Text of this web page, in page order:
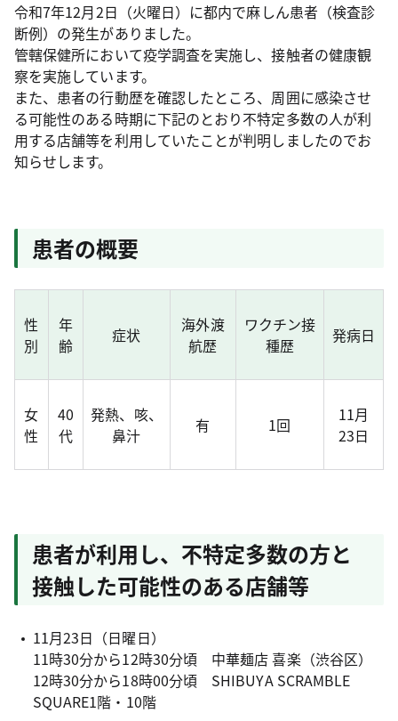
令和7年12月2日（火曜日）に都内で麻しん患者（検査診
断例）の発生がありました。
管轄保健所において疫学調査を実施し、接触者の健康観
察を実施しています。
また、患者の行動歴を確認したところ、周囲に感染させ
る可能性のある時期に下記のとおり不特定多数の人が利
用する店舗等を利用していたことが判明しましたのでお
知らせします。
患者の概要
性
別
年
齢
症状
海外渡
航歴
ワクチン接
種歴
発病日
女
性
40
代
発熱、咳、
鼻汁
有 1回
11月
23日
患者が利用し、不特定多数の方と
接触した可能性のある店舗等
11月23日（日曜日）
11時30分から12時30分頃 中華麺店 喜楽（渋谷区）
12時30分から18時00分頃 SHIBUYA SCRAMBLE
SQUARE1階・10階